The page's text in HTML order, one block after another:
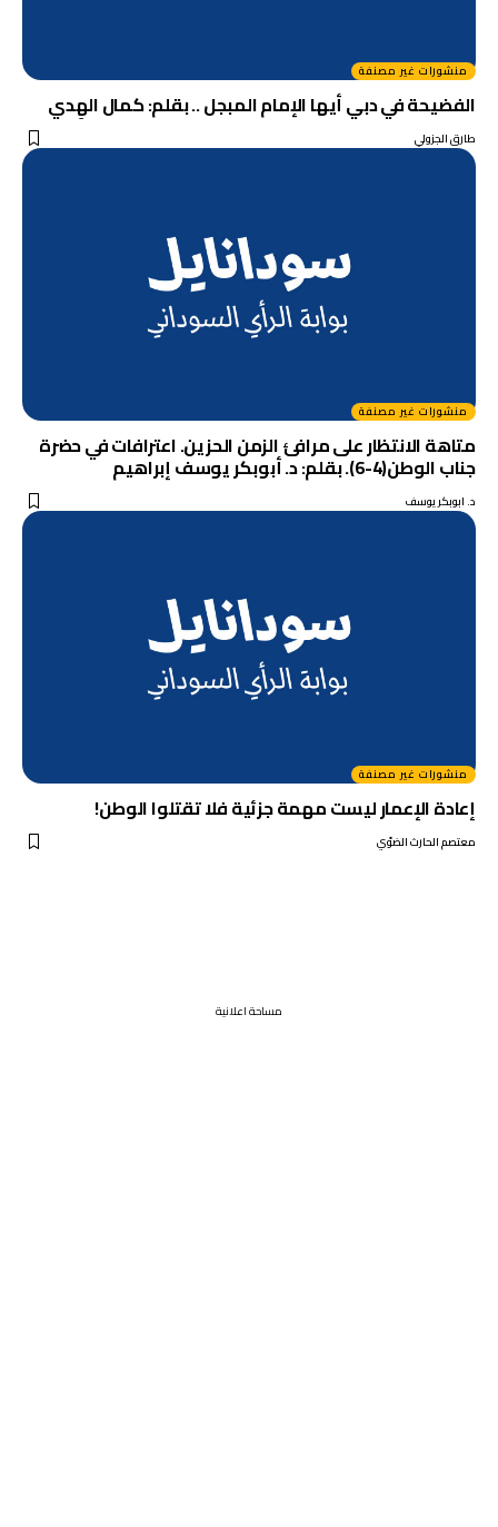
منشورات غير مصنفة
الفضيحة في دبي أيها الإمام المبجل .. بقلم: كمال الهِدي
طارق الجزولي
منشورات غير مصنفة
متاهة الانتظار على مرافئ الزمن الحزين. اعترافات في حضرة
جناب الوطن(4-6). بقلم: د. أبوبكر يوسف إبراهيم
د. ابوبكر يوسف
منشورات غير مصنفة
إعادة الإعمار ليست مهمة جزئية فلا تقتلوا الوطن!
معتصم الحارث الضوّي
مساحة اعلانية